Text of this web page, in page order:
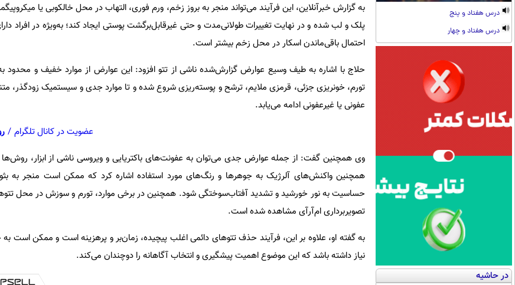
درس هفتاد و پنج
درس هفتاد و چهار
در حاشیه
به گزارش خبرآنلاین، این فرآیند می‌تواند منجر به بروز زخم، ورم فوری، التهاب در محل خالکوبی یا
پلک و لب شده و در نهایت تغییرات طولانی‌مدت و حتی غیرقابل‌برگشت پوستی ایجاد کند؛ به‌ویژه در افراد
احتمال باقی‌ماندن اسکار در محل زخم بیشتر است.
حلاج با اشاره به طیف وسیع عوارض گزارش‌شده ناشی از تتو افزود: این عوارض از موارد خفیف و محدود
تورم، خونریزی جزئی، قرمزی ملایم، ترشح و پوسته‌ریزی شروع شده و تا موارد جدی و سیستمیک زودگذر،
عفونی یا غیرعفونی ادامه می‌یابد.
عضویت در کانال تلگرام /
وی همچنین گفت: از جمله عوارض جدی می‌توان به عفونت‌های باکتریایی و ویروسی ناشی از ابزار، روش‌ها
همچنین واکنش‌های آلرژیک به جوهرها و رنگ‌های مورد استفاده اشاره کرد که ممکن است منجر به
حساسیت به نور خورشید و تشدید آفتاب‌سوختگی شود. همچنین در برخی موارد، تورم و سوزش در محل
تصویربرداری ام‌آرآی مشاهده شده است.
به گفته او، علاوه بر این، فرآیند حذف تتوهای دائمی اغلب پیچیده، زمان‌بر و پرهزینه است و ممکن است
نیاز داشته باشد که این موضوع اهمیت پیشگیری و انتخاب آگاهانه را دوچندان می‌کند.